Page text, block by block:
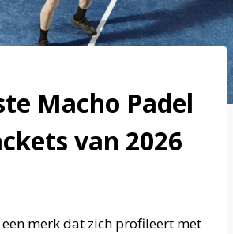
Macho Padel
van 2026
merk dat zich profileert met